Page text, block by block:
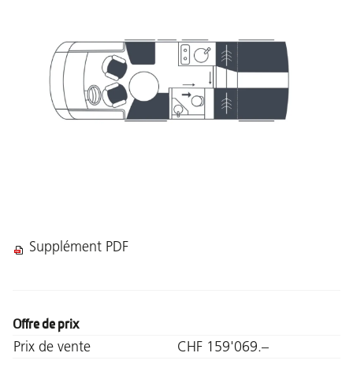
Supplément PDF
Offre de prix
Prix de vente CHF 159'069.–